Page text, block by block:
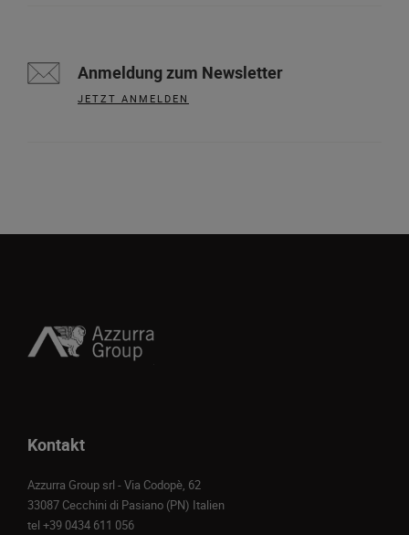
Anmeldung zum Newsletter
JETZT ANMELDEN
Kontakt
Azzurra Group srl - Via Codopè, 62
33087 Cecchini di Pasiano (PN) Italien
tel +39 0434 611 056